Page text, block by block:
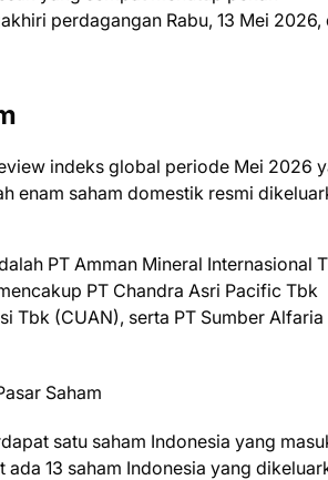
perdagangan Rabu, 13 Mei 2026,
indeks global periode Mei 2026
enam saham domestik resmi
PT Amman Mineral Internasional
PT Chandra Asri Pacific Tbk
Tbk (CUAN), serta PT Sumber Alfaria
satu saham Indonesia yang
13 saham Indonesia yang